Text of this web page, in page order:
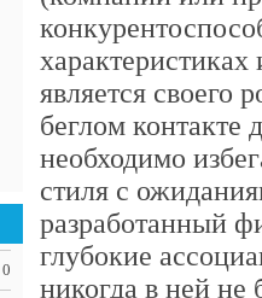
0
является своего
беглом контакте
необходимо
стиля с
разработанный
глубокие
никогда в ней не